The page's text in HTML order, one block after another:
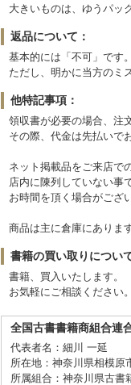
大きいものは、ゆうパッ
返品について：
基本的には「不可」です。
ただし、明かに当方のミ
他特記事項：
領収書が必要の場合、注
その際、代金は先払いで
ネット掲載品をご来店で
店内に陳列していない事
お時間を頂く場合がござ
商品は主に倉庫にありま
書籍の買い取りについ
書籍、買入いたします。
お気軽にご相談ください。
全国古書書籍商組合連
代表者名：細川 一延
所在地：神奈川県相模
所属組合：神奈川県古書